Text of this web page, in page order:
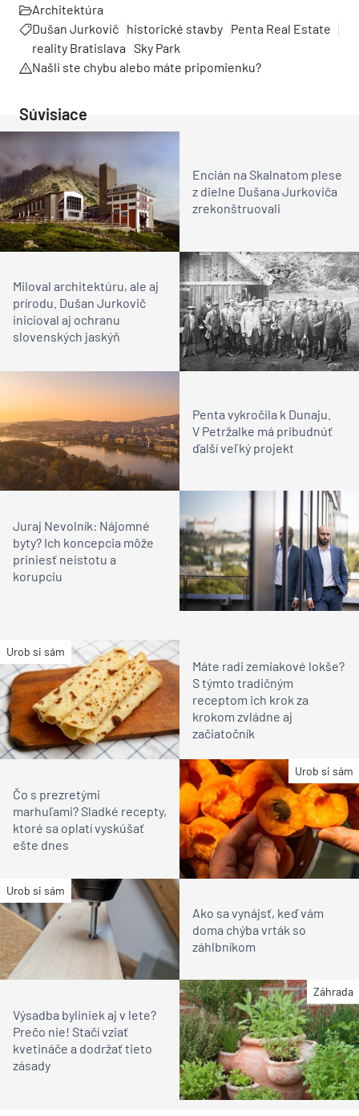
Architektúra
Dušan Jurkovič historické stavby Penta Real Estate
reality Bratislava Sky Park
Našli ste chybu alebo máte pripomienku?
Súvisiace
Encián na Skalnatom plese
z dielne Dušana Jurkoviča
zrekonštruovali
Miloval architektúru, ale aj
prírodu. Dušan Jurkovič
inicioval aj ochranu
slovenských jaskýň
Penta vykročila k Dunaju.
V Petržalke má pribudnúť
ďalší veľký projekt
Juraj Nevolník: Nájomné
byty? Ich koncepcia môže
priniesť neistotu a
korupciu
Urob si sám
Máte radi zemiakové lokše?
S týmto tradičným
receptom ich krok za
krokom zvládne aj
začiatočník
Urob si sám
Čo s prezretými
marhuľami? Sladké recepty,
ktoré sa oplatí vyskúšať
ešte dnes
Urob si sám
Ako sa vynájsť, keď vám
doma chýba vrták so
záhlbníkom
Záhrada
Výsadba byliniek aj v lete?
Prečo nie! Stačí vziať
kvetináče a dodržať tieto
zásady